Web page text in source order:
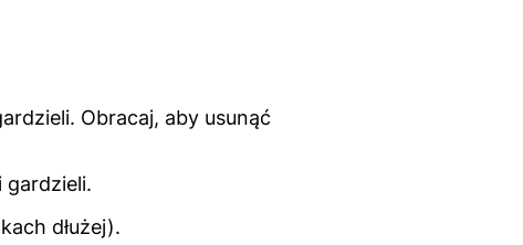
Obracaj, aby usunąć
dłużej).